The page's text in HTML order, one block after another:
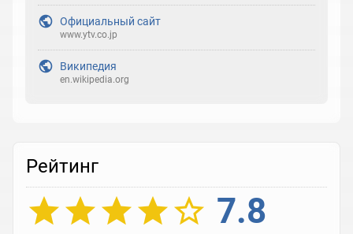
Официальный сайт
www.ytv.co.jp
Википедия
en.wikipedia.org
Рейтинг
7.8